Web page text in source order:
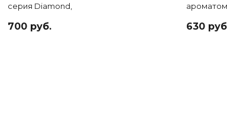
серия Diamond,
700 руб.
ароматом
630